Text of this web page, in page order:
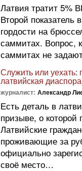
Латвия тратит 5%
Второй
гордости на
саммитах. Вопрос,
саммитах не
Служить или уехать:
латвийская
журналист: Александр
Есть деталь в
призыве, о которой
Латвийские
проживающие за
официально
своё место…